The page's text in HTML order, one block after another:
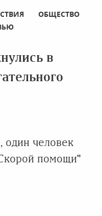
ОБЩЕСТВО
в
человек
помощи"